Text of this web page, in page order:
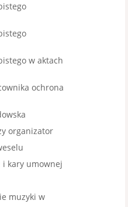
w aktach
ochrona
organizator
kary umownej
muzyki w